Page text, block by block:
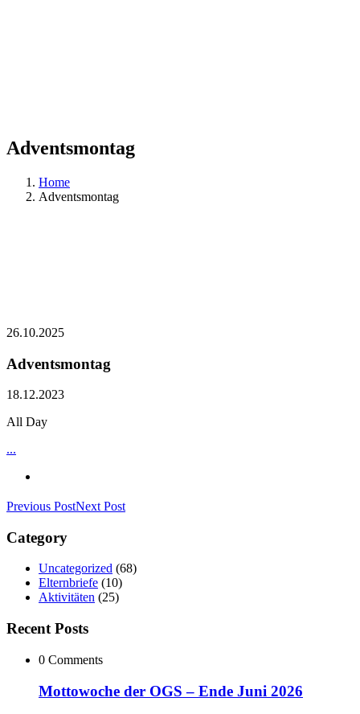
Adventsmontag
Home
Adventsmontag
26.10.2025
Adventsmontag
18.12.2023
All Day
...
Previous PostNext Post
Category
Uncategorized (68)
Elternbriefe (10)
Aktivitäten (25)
Recent Posts
0 Comments
Mottowoche der OGS – Ende Juni 2026